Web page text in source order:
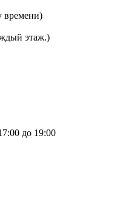
времени)
этаж.)
до 19:00